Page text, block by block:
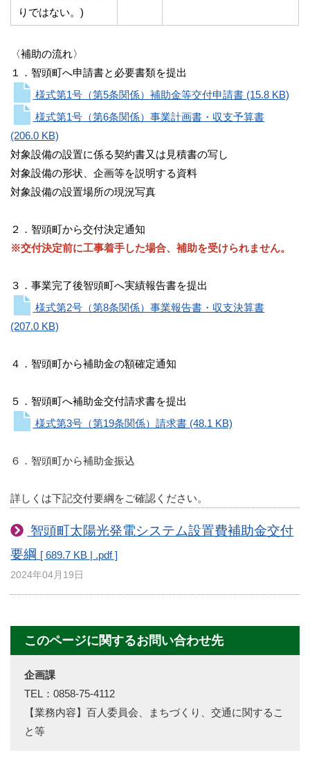
りではない。)
〈補助の流れ〉
１．智頭町へ申請書と必要書類を提出
様式第1号（第5条関係）補助金等交付申請書 (15.8 KB)
様式第1号（第6条関係）事業計画書・収支予算書
(206.0 KB)
対象設備の設置に係る契約書又は見積書の写し
対象設備の形状、企画等を説明する資料
対象設備の設置場所の現況写真
２．智頭町から交付決定通知
※交付決定前に工事着手した場合、補助を受けられません。
３．事業完了後智頭町へ実績報告書を提出
様式第2号（第8条関係）事業報告書・収支決算書
(207.0 KB)
４．智頭町から補助金の額確定通知
５．智頭町へ補助金交付請求書を提出
様式第3号（第19条関係）請求書 (48.1 KB)
６．智頭町から補助金振込
詳しくは下記交付要綱をご確認ください。
智頭町太陽光発電システム設置費補助金交付
要綱 [ 689.7 KB | .pdf ]
2024年04月19日
このページに関するお問い合わせ先
企画課
TEL：0858-75-4112
【業務内容】百人委員会、まちづくり、交通に関するこ
と等